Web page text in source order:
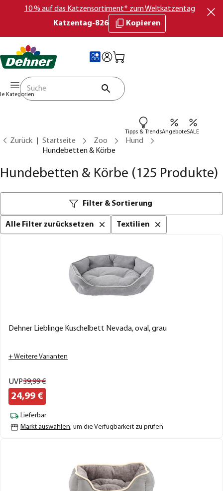
10 % auf das Katzensortiment* zum Weltkatzentag
Katzentag-826
Kopieren
Kategorien
Tipps & TrendsAngeboteSALE
Zurück Startseite Zoo
Hund
Hundebetten & Körbe
Hundebetten & Körbe (125 Produkte)
Filter & Sortierung
Alle Filter zurücksetzen Textilien
Dehner Lieblinge Kuschelbett Nevada, oval, grau
+ Weitere Varianten
UVP39,99€
24,99 €
Lieferbar
Markt auswählen, um die Verfügbarkeit zu prüfen